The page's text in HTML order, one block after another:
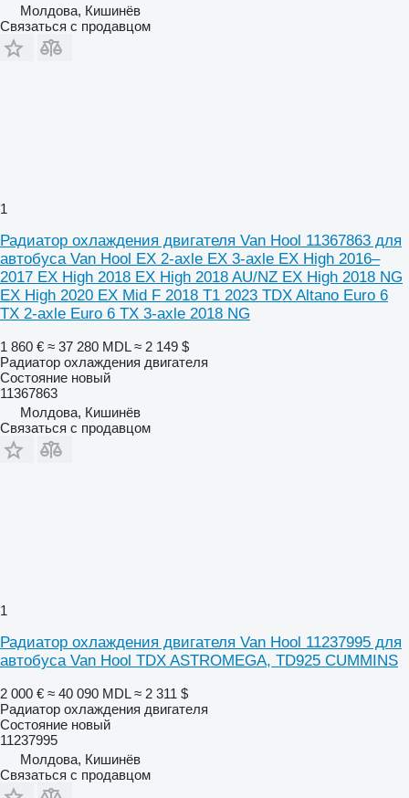
Молдова, Кишинёв
Связаться с продавцом
1
Радиатор охлаждения двигателя Van Hool 11367863 для
автобуса Van Hool EX 2-axle EX 3-axle EX High 2016–
2017 EX High 2018 EX High 2018 AU/NZ EX High 2018 NG
EX High 2020 EX Mid F 2018 T1 2023 TDX Altano Euro 6
TX 2-axle Euro 6 TX 3-axle 2018 NG
1 860 € ≈ 37 280 MDL ≈ 2 149 $
Радиатор охлаждения двигателя
Состояние новый
11367863
Молдова, Кишинёв
Связаться с продавцом
1
Радиатор охлаждения двигателя Van Hool 11237995 для
автобуса Van Hool TDX ASTROMEGA, TD925 CUMMINS
2 000 € ≈ 40 090 MDL ≈ 2 311 $
Радиатор охлаждения двигателя
Состояние новый
11237995
Молдова, Кишинёв
Связаться с продавцом